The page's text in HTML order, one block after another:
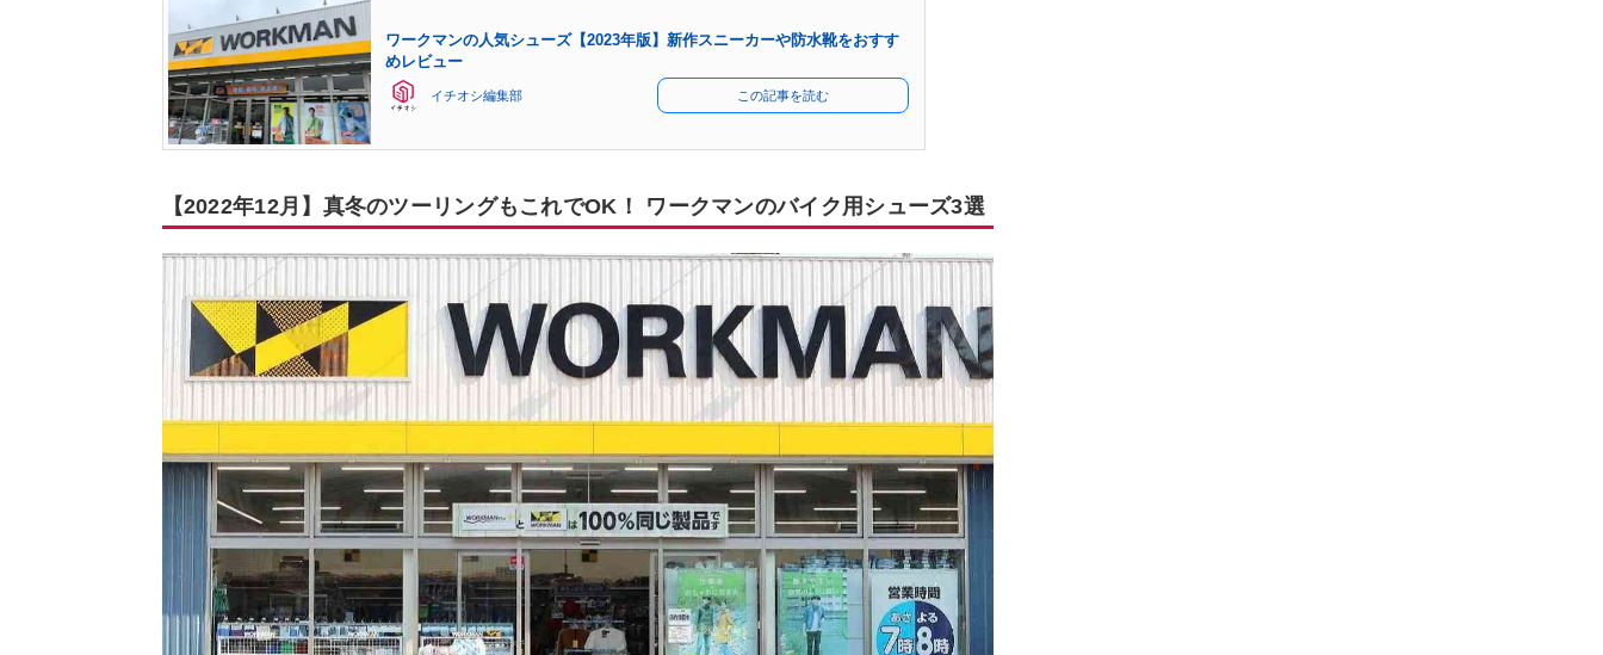
ワークマンの人気シューズ【2023年版】新作スニーカーや防水靴をおすす
めレビュー
イチオシ編集部 この記事を読む
【2022年12月】真冬のツーリングもこれでOK！ ワークマンのバイク用シューズ3選